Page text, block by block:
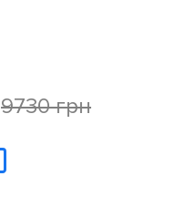
9730 грн